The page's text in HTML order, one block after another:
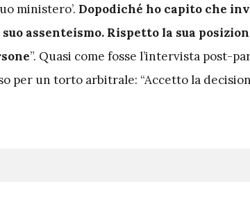
ministero’. Dopodiché ho capito che
assenteismo. Rispetto la sua
”. Quasi come fosse l’intervista post-
per un torto arbitrale: “Accetto la